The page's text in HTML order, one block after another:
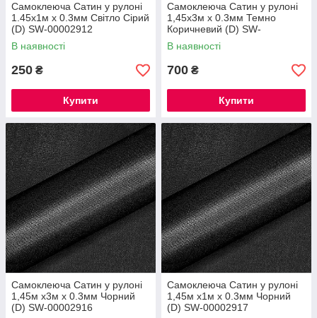
Самоклеюча Сатин у рулоні
1.45х1м х 0.3мм Світло Сірий
(D) SW-00002912
В наявності
250 ₴
Купити
Самоклеюча Сатин у рулоні
1,45х3м х 0.3мм Темно
Коричневий (D) SW-
00002915
В наявності
700 ₴
Купити
Самоклеюча Сатин у рулоні
1,45м х3м х 0.3мм Чорний
(D) SW-00002916
Самоклеюча Сатин у рулоні
1,45м х1м х 0.3мм Чорний
(D) SW-00002917